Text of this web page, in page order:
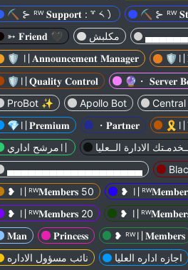
⛏︎ ⊱ ᴿᵂ 𝐒𝐮𝐩𝐩𝐨𝐫𝐭 : ꒷ ༨㇁
⛏︎ ⊱ ᴿᵂ
➳ 𝐅𝐫𝐢𝐞𝐧𝐝 🖤
مكلبش
🛡️ 〢𝐀𝐧𝐧𝐨𝐮𝐧𝐜𝐞𝐦𝐞𝐧𝐭 𝐌𝐚𝐧𝐚𝐠𝐞𝐫
🛡️〢
🛡️〢𝐐𝐮𝐚𝐥𝐢𝐭𝐲 𝐂𝐨𝐧𝐭𝐫𝐨𝐥
🔮・ 𝐒𝐞𝐫𝐯𝐞𝐫
ProBot ✨
Apollo Bot
💎〢𝐏𝐫𝐞𝐦𝐢𝐮𝐦
・𝐏𝐚𝐫𝐭𝐧𝐞𝐫 🎗〢
مرشح اداري〢
الادارة الــعليا
▄▄▄▄▄▄▄▄▄▄▄▄▄▄▄▄▄▄▄
❥ 〢‏ᴿᵂ𝐌𝐞𝐦𝐛𝐞𝐫𝐬 50
❥ 〢‏
❥ 〢‏ᴿᵂ𝐌𝐞𝐦𝐛𝐞𝐫𝐬 20
❥ 〢‏
𝐌𝐚𝐧
𝐏𝐫𝐢𝐧𝐜𝐞𝐬𝐬 ❥ ᴿᵂ〢𝐌𝐞𝐦𝐛𝐞𝐫𝐬
نائب مسؤول الاداره
اجازه اداره العليا